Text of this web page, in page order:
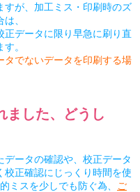
すが、加工ミス・印刷時のズ
、
正データに限り早急に刷り直
。
でないデータを印刷する場
ました、どうし
ータの確認や、校正データ
正確認にじっくり時間を使
ミスを少しでも防ぐ為、
ご